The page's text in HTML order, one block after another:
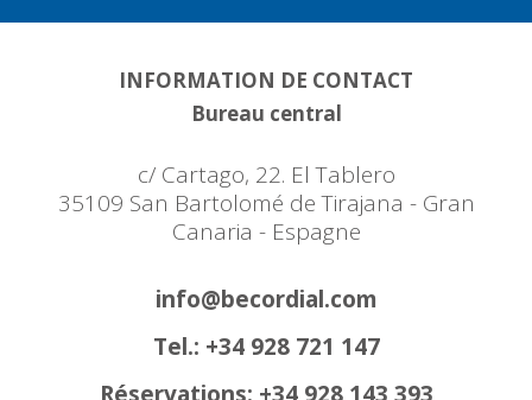
INFORMATION DE CONTACT
Bureau central
c/ Cartago, 22. El Tablero
35109 San Bartolomé de Tirajana - Gran
Canaria - Espagne
info@becordial.com
Tel.: +34 928 721 147
Réservations: +34 928 143 393